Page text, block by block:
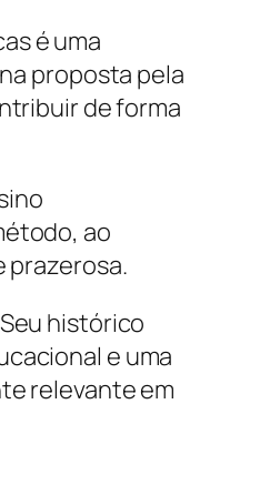
é uma
proposta pela
de forma
ao
prazerosa.
histórico
e uma
relevante em